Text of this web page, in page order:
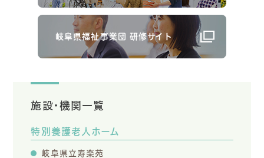
岐阜県福祉事業団 研修サイト
施設・機関一覧
特別養護老人ホーム
岐阜県立寿楽苑